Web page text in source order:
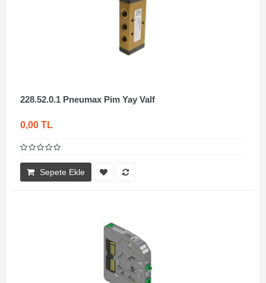
228.52.0.1 Pneumax Pim Yay Valf
0,00 TL
Sepete Ekle